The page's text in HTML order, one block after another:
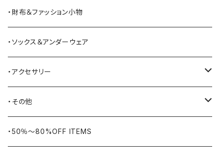
Barbour
BAYSIDE
BELSTAFF
BIG BILL
WORKERS BIGDAY
ハーフパンツ・ショートパンツ
ヒップバッグ・ファニーパック
ブリーフケース
ツールバッグ
その他シューズ
シュー用品
・財布＆ファッション小物
・ソックス＆アンダーウェア
・アクセサリー
バングル・ブレスレット
リング
・その他
ヴィンテージ
・50％〜80%OFF ITEMS